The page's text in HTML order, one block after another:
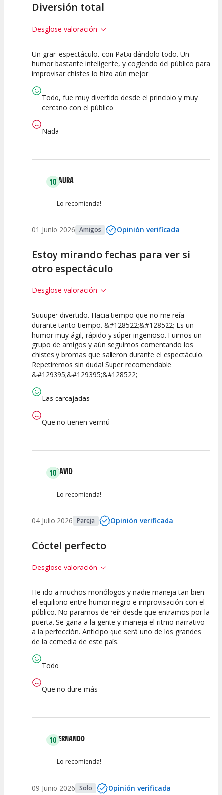
Diversión total
Desglose valoración
10
Calidad del
10
Puesta en
10
Interpretación
Un gran espectáculo, con Patxi dándolo todo. Un
humor bastante inteligente, y cogiendo del público para
improvisar chistes lo hizo aún mejor
Todo, fue muy divertido desde el principio y muy
cercano con el público
Nada
10LAURA
¡Lo recomienda!
01 Junio 2026 Amigos Opinión verificada
Estoy mirando fechas para ver si
otro espectáculo
Desglose valoración
10
Calidad del
Espectáculo
10
Puesta en
Escena
10
Interpretación
artística
Suuuper divertido. Hacia tiempo que no me reía
durante tanto tiempo. &#128522;&#128522; Es un
humor muy ágil, rápido y súper ingenioso. Fuimos un
grupo de amigos y aún seguimos comentando los
chistes y bromas que salieron durante el espectáculo.
Repetiremos sin duda! Súper recomendable
&#129395;&#129395;&#128522;
Las carcajadas
Que no tienen vermú
10DAVID
¡Lo recomienda!
04 Julio 2026 Pareja Opinión verificada
Cóctel perfecto
Desglose valoración
10
Calidad del
Espectáculo
10
Puesta en
Escena
10
Interpretación
artística
He ido a muchos monólogos y nadie maneja tan bien
el equilibrio entre humor negro e improvisación con el
público. No paramos de reír desde que entramos por la
puerta. Se gana a la gente y maneja el ritmo narrativo
a la perfección. Anticipo que será uno de los grandes
de la comedia de este país.
Todo
Que no dure más
10FERNANDO
¡Lo recomienda!
09 Junio 2026 Solo Opinión verificada